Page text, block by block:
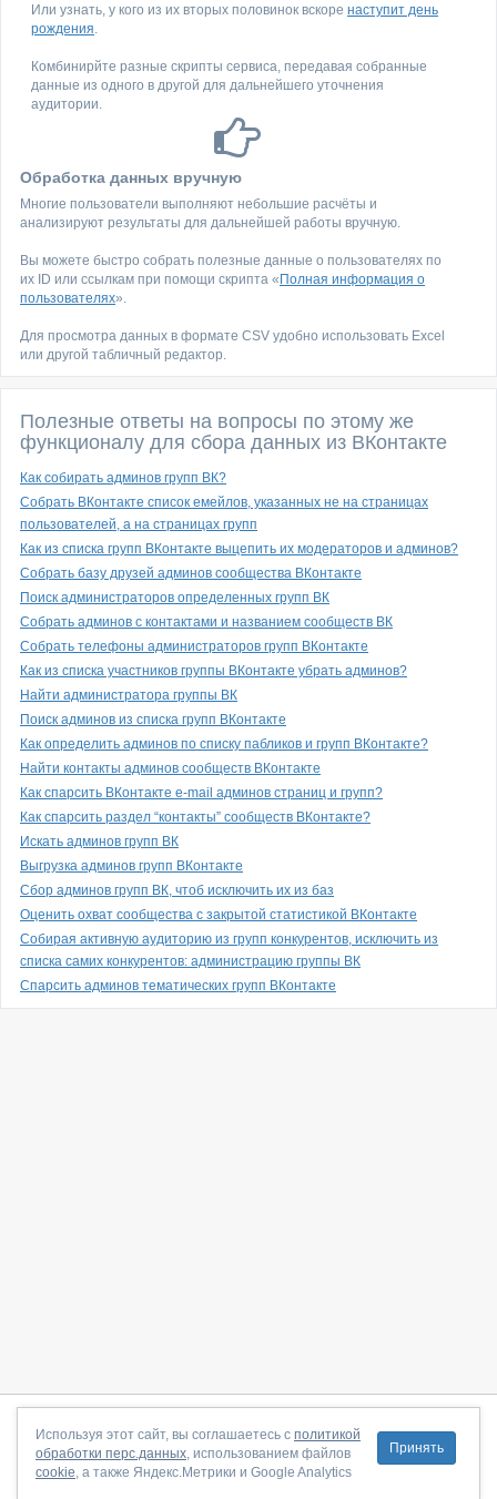
Или узнать, у кого из их вторых половинок вскоре наступит день
рождения.
Комбинирйте разные скрипты сервиса, передавая собранные
данные из одного в другой для дальнейшего уточнения
аудитории.
Обработка данных вручную
Многие пользователи выполняют небольшие расчёты и
анализируют результаты для дальнейшей работы вручную.
Вы можете быстро собрать полезные данные о пользователях по
их ID или ссылкам при помощи скрипта « Полная информация о
пользователях».
Для просмотра данных в формате CSV удобно использовать Excel
или другой табличный редактор.
Полезные ответы на вопросы по этому же
функционалу для сбора данных из ВКонтакте
Как собирать админов групп ВК?
Собрать ВКонтакте список емейлов, указанных не на страницах
пользователей, а на страницах групп
Как из списка групп ВКонтакте выцепить их модераторов и админов?
Собрать базу друзей админов сообщества ВКонтакте
Поиск администраторов определенных групп ВК
Собрать админов с контактами и названием сообществ ВК
Собрать телефоны администраторов групп ВКонтакте
Как из списка участников группы ВКонтакте убрать админов?
Найти администратора группы ВК
Поиск админов из списка групп ВКонтакте
Как определить админов по списку пабликов и групп ВКонтакте?
Найти контакты админов сообществ ВКонтакте
Как спарсить ВКонтакте e-mail админов страниц и групп?
Как спарсить раздел “контакты” сообществ ВКонтакте?
Искать админов групп ВК
Выгрузка админов групп ВКонтакте
Сбор админов групп ВК, чтоб исключить их из баз
Оценить охват сообщества с закрытой статистикой ВКонтакте
Собирая активную аудиторию из групп конкурентов, исключить из
списка самих конкурентов: администрацию группы ВК
Спарсить админов тематических групп ВКонтакте
О сайте|С чего начать|Контакты|Партнёрская программа
Договор-оферта|Политика конфиденциальности
Правила пользования
Принять
Используя этот сайт, вы соглашаетесь с политикой
обработки перс.данных, использованием файлов
cookie, а также Яндекс.Метрики и Google Analytics